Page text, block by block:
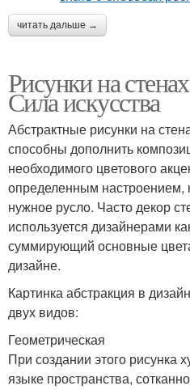
читать дальше →
Рисунки на
Сила искусства
Абстрактные рисунки на
способны дополнить
необходимого цветового
определенным
нужное русло. Часто декор
используется дизайнерами
суммирующий основные
дизайне.
Картинка абстракция в
двух видов:
Геометрическая
При создании этого рисунка
языке пространства,